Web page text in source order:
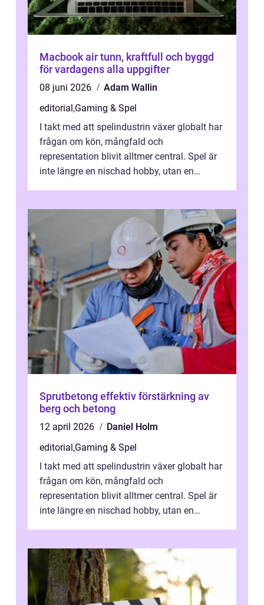
Macbook air tunn, kraftfull och byggd
för vardagens alla uppgifter
08 juni 2026
Adam Wallin
editorial ,Gaming & Spel
I takt med att spelindustrin växer globalt har
frågan om kön, mångfald och
representation blivit alltmer central. Spel är
inte längre en nischad hobby, utan en
Sprutbetong effektiv förstärkning av
berg och betong
12 april 2026
Daniel Holm
editorial ,Gaming & Spel
I takt med att spelindustrin växer globalt har
frågan om kön, mångfald och
representation blivit alltmer central. Spel är
inte längre en nischad hobby, utan en